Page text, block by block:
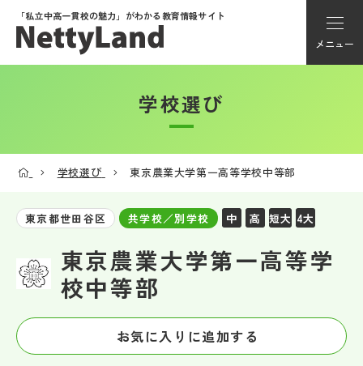
「私立中高一貫校の魅力」がわかる教育情報サイト
メニュー
アカウント登録
学校動画
私学探検隊
学校選び
学校選び 東京農業大学第一高等学校中等部
東京都世田谷区 共学校／別学校 中 高 短大 4大
東京農業大学第一高等学
校中等部
お気に入りに追加する